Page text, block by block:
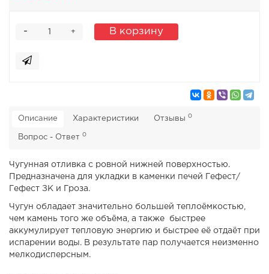
+
- В корзину
Описание Характеристики Отзывы 0
Вопрос - Ответ 0
Чугунная отливка с ровной нижней поверхностью.
Предназначена для укладки в каменки печей Гефест/
Гефест ЗК и Гроза.
Чугун обладает значительно большей теплоёмкостью,
чем камень того же объёма, а также быстрее
аккумулирует тепловую энергию и быстрее её отдаёт при
испарении воды. В результате пар получается неизменно
мелкодисперсным.